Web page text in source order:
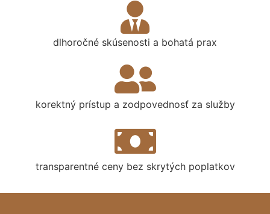
dlhoročné skúsenosti a bohatá prax
korektný prístup a zodpovednosť za služby
transparentné ceny bez skrytých poplatkov